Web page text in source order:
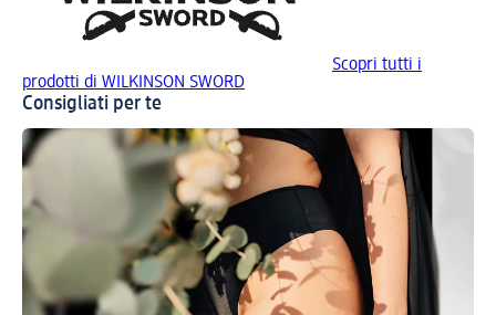
Scopri tutti i
prodotti di WILKINSON SWORD
Consigliati per te